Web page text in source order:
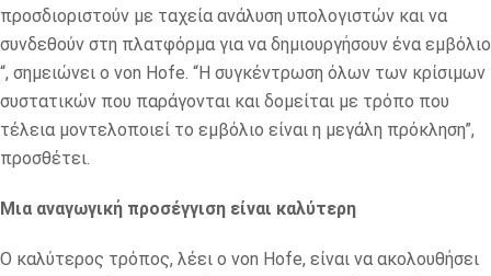
προσδιοριστούν με ταχεία ανάλυση υπολογιστών και να
συνδεθούν στη πλατφόρμα για να δημιουργήσουν ένα εμβόλιο
“, σημειώνει ο von Hofe. “Η συγκέντρωση όλων των κρίσιμων
συστατικών που παράγονται και δομείται με τρόπο που
τέλεια μοντελοποιεί το εμβόλιο είναι η μεγάλη πρόκληση”,
προσθέτει.
Μια αναγωγική προσέγγιση είναι καλύτερη
Ο καλύτερος τρόπος, λέει ο von Hofe, είναι να ακολουθήσει